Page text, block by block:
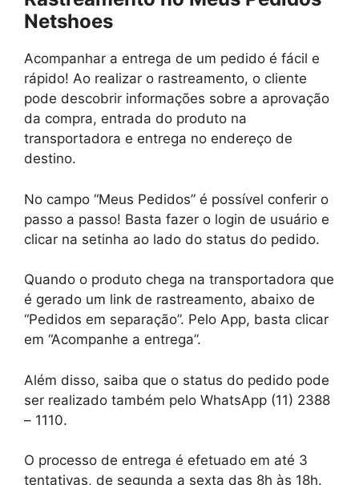
Netshoes
Acompanhar a entrega de um pedido é fácil e
rápido! Ao realizar o rastreamento, o cliente
pode descobrir informações sobre a aprovação
da compra, entrada do produto na
transportadora e entrega no endereço de
destino.
No campo “Meus Pedidos” é possível conferir o
passo a passo! Basta fazer o login de usuário e
clicar na setinha ao lado do status do pedido.
Quando o produto chega na transportadora que
é gerado um link de rastreamento, abaixo de
“Pedidos em separação”. Pelo App, basta clicar
em “Acompanhe a entrega”.
Além disso, saiba que o status do pedido pode
ser realizado também pelo WhatsApp (11) 2388
– 1110.
O processo de entrega é efetuado em até 3
tentativas, de segunda a sexta das 8h às 18h.